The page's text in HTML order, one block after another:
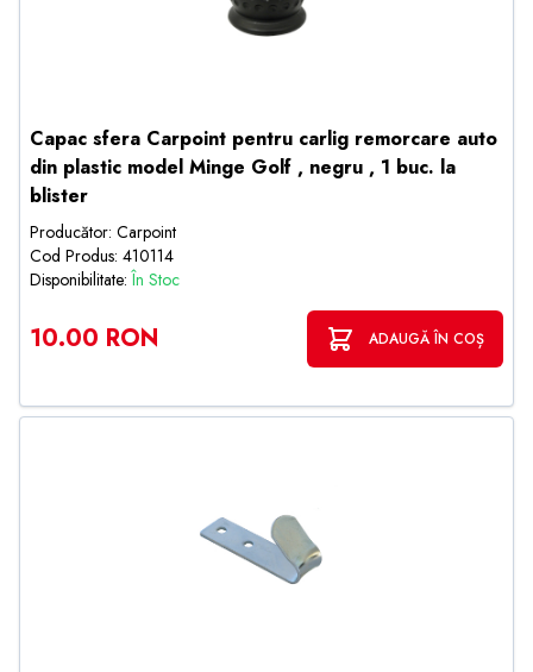
Capac sfera Carpoint pentru carlig remorcare auto
din plastic model Minge Golf , negru , 1 buc. la
blister
Producător: Carpoint
Cod Produs: 410114
Disponibilitate:În Stoc
10.00 RON ADAUGĂ ÎN COȘ